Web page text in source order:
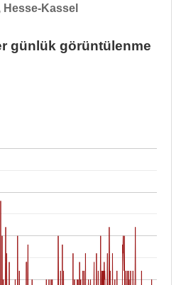
Hesse-Kassel
günlük görüntülenme